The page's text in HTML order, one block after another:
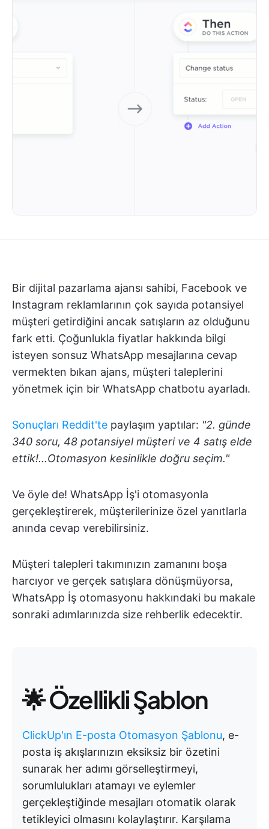
Bir dijital pazarlama ajansı sahibi, Facebook ve
Instagram reklamlarının çok sayıda potansiyel
müşteri getirdiğini ancak satışların az olduğunu
fark etti. Çoğunlukla fiyatlar hakkında bilgi
isteyen sonsuz WhatsApp mesajlarına cevap
vermekten bıkan ajans, müşteri taleplerini
yönetmek için bir WhatsApp chatbotu ayarladı.
Sonuçları Reddit'te paylaşım yaptılar: "2. günde
340 soru, 48 potansiyel müşteri ve 4 satış elde
ettik!…Otomasyon kesinlikle doğru seçim."
Ve öyle de! WhatsApp İş'i otomasyonla
gerçekleştirerek, müşterilerinize özel yanıtlarla
anında cevap verebilirsiniz.
Müşteri talepleri takımınızın zamanını boşa
harcıyor ve gerçek satışlara dönüşmüyorsa,
WhatsApp İş otomasyonu hakkındaki bu makale
sonraki adımlarınızda size rehberlik edecektir.
🌟 Özellikli Şablon
ClickUp'ın E-posta Otomasyon Şablonu, e-
posta iş akışlarınızın eksiksiz bir özetini
sunarak her adımı görselleştirmeyi,
sorumlulukları atamayı ve eylemler
gerçekleştiğinde mesajları otomatik olarak
tetikleyici olmasını kolaylaştırır. Karşılama